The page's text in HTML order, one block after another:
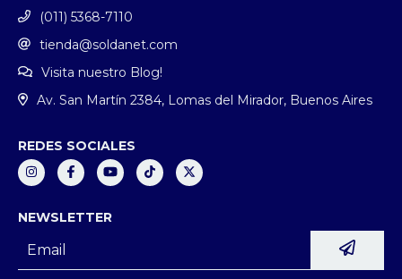
(011) 5368-7110
tienda@soldanet.com
Visita nuestro Blog!
Av. San Martín 2384, Lomas del Mirador, Buenos Aires
REDES SOCIALES
NEWSLETTER